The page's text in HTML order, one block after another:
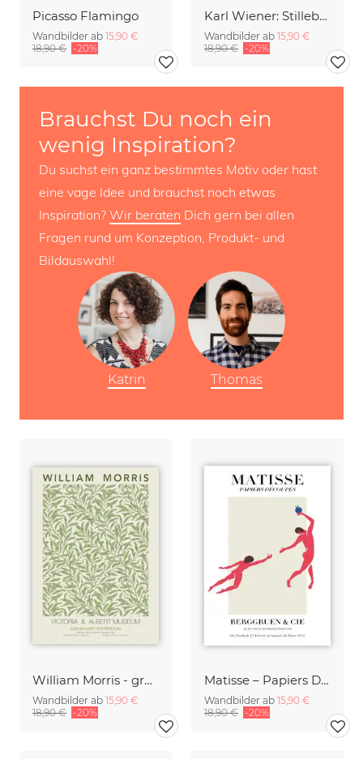
Picasso Flamingo
Wandbilder ab 15,90 €
18,90 € -20%
Karl Wiener: Stilleben II
Wandbilder ab 15,90 €
18,90 € -20%
William Morris - grünes Blumenmuster
Wandbilder ab 15,90 €
18,90 € -20%
Matisse – Papiers Découpés
Wandbilder ab 15,90 €
18,90 € -20%
Brauchst Du noch ein
wenig Inspiration?
Du suchst ein ganz bestimmtes Motiv oder hast
eine vage Idee und brauchst noch etwas
Inspiration? Wir beraten Dich gern bei allen
Fragen rund um Konzeption, Produkt- und
Bildauswahl!
Katrin Thomas